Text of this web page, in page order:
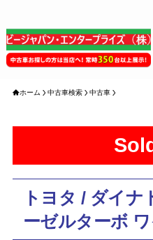
ホーム 中古車検索 中古車
トヨタ / ダイナ
ーゼルターボ